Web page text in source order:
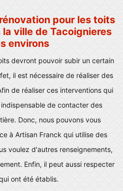
pour les toits
ville de Tacoignieres
environs
devront pouvoir subir un certain
il est nécessaire de réaliser des
de réaliser ces interventions qui
de contacter des
Donc, nous pouvons vous
à Artisan Franck qui utilise des
voulez d'autres renseignements,
Enfin, il peut aussi respecter
ont été établis.